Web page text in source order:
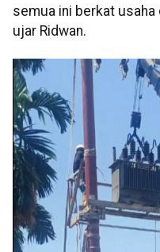
semua ini berkat usaha
ujar Ridwan.